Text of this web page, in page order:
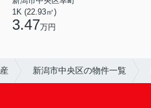
1K (22.93㎡)
3.47万円
新潟市中央区の物件一覧